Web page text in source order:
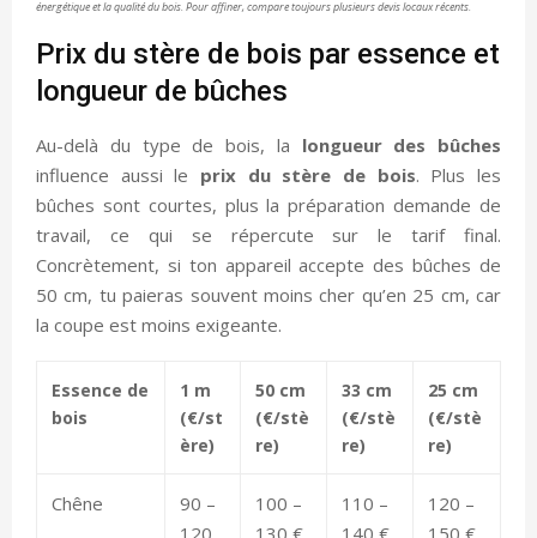
énergétique et la qualité du bois. Pour affiner, compare toujours plusieurs devis locaux récents.
Prix du stère de bois par essence et
longueur de bûches
Au-delà du type de bois, la longueur des bûches
influence aussi le prix du stère de bois. Plus les
bûches sont courtes, plus la préparation demande de
travail, ce qui se répercute sur le tarif final.
Concrètement, si ton appareil accepte des bûches de
50 cm, tu paieras souvent moins cher qu’en 25 cm, car
la coupe est moins exigeante.
Essence de
bois
1 m
(€/st
ère)
50 cm
(€/stè
re)
33 cm
(€/stè
re)
25 cm
(€/stè
re)
Chêne
90 –
120
100 –
130 €
110 –
140 €
120 –
150 €